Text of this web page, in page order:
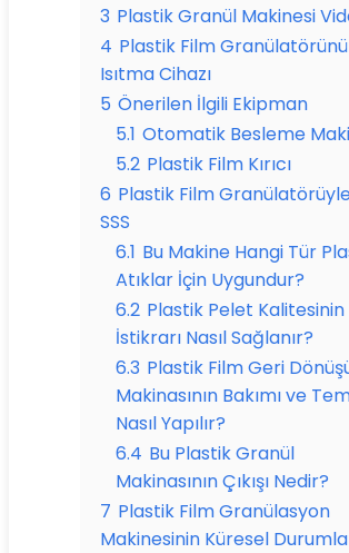
3 Plastik Granül Makinesi
4 Plastik Film
Isıtma Cihazı
5 Önerilen İlgili Ekipman
5.1 Otomatik Besleme
5.2 Plastik Film Kırıcı
6 Plastik Film
SSS
6.1 Bu Makine Hangi Tür
Atıklar İçin Uygundur?
6.2 Plastik Pelet Kalitesinin
İstikrarı Nasıl Sağlanır?
6.3 Plastik Film Geri
Makinasının Bakımı ve
Nasıl Yapılır?
6.4 Bu Plastik Granül
Makinasının Çıkışı Nedir?
7 Plastik Film Granülasyon
Makinesinin Küresel